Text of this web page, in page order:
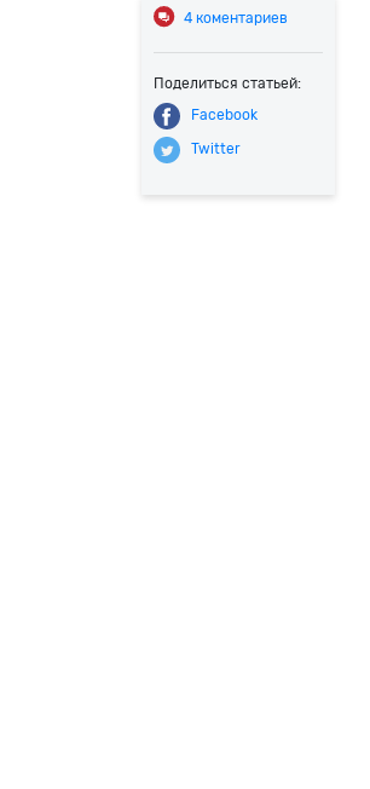
4коментариев
Поделиться статьей:
Facebook
Twitter